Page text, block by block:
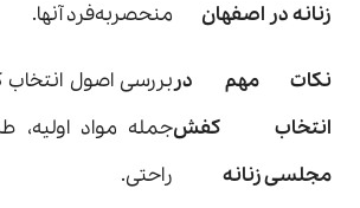
زنانه در اصفهان
منحصربه‌فرد آنها.
نکات مهم در
انتخاب کفش
مجلسی زنانه
بررسی اصول انتخاب
جمله مواد اولیه،
راحتی.